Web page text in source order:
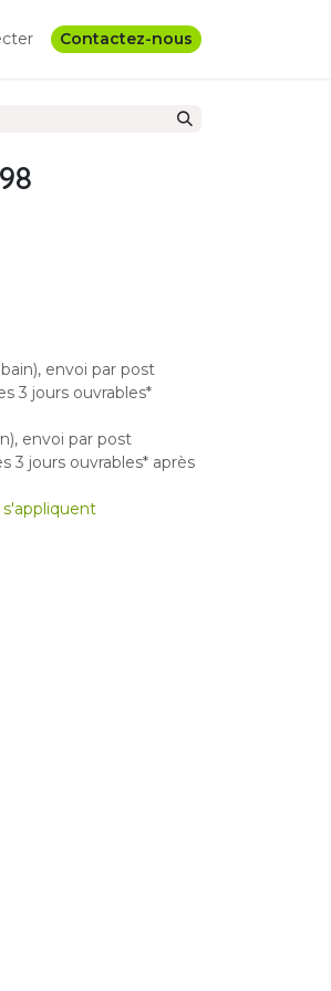
Contactez-nous
envoi par post
3 jours ouvrables*
envoi par post
3 jours ouvrables* après
s'appliquent